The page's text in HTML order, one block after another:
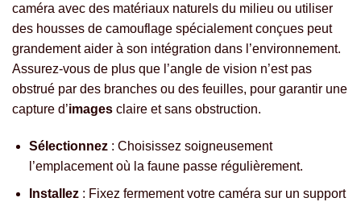
caméra avec des matériaux naturels du milieu ou utiliser
des housses de camouflage spécialement conçues peut
grandement aider à son intégration dans l’environnement.
Assurez-vous de plus que l’angle de vision n’est pas
obstrué par des branches ou des feuilles, pour garantir une
capture d’images claire et sans obstruction.
Sélectionnez: Choisissez soigneusement
l’emplacement où la faune passe régulièrement.
Installez: Fixez fermement votre caméra sur un support